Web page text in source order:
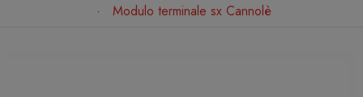
Modulo terminale sx Cannolè